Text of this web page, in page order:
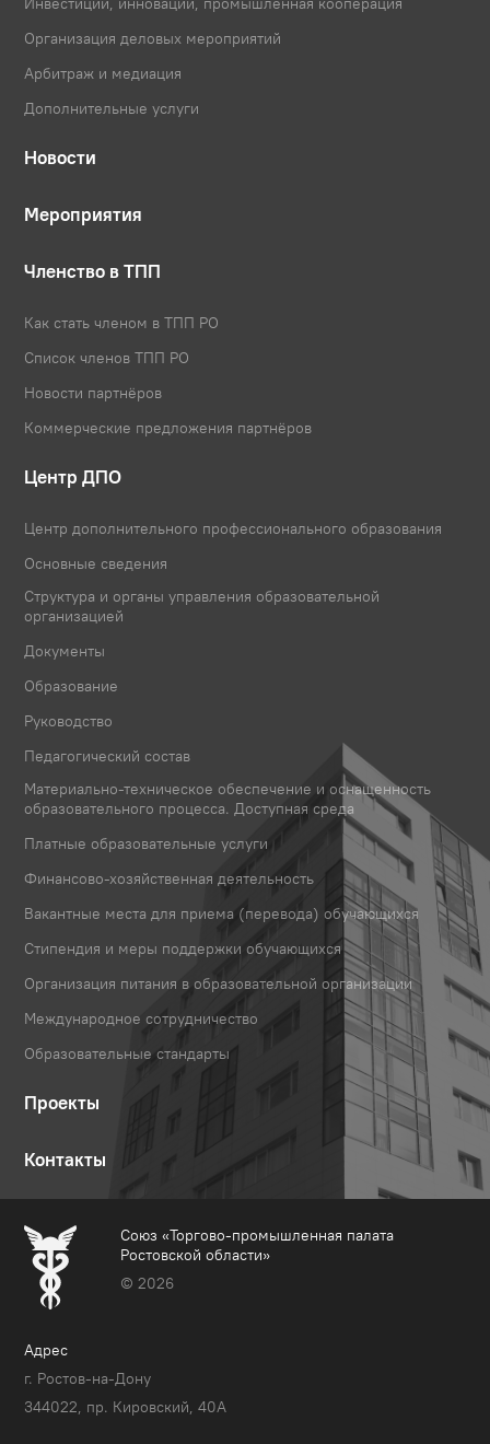
Организация деловых мероприятий
Арбитраж и медиация
Дополнительные услуги
Новости
Мероприятия
Членство в ТПП
Как стать членом в ТПП РО
Список членов ТПП РО
Новости партнёров
Коммерческие предложения партнёров
Центр ДПО
Центр дополнительного профессионального образования
Основные сведения
Структура и органы управления образовательной
организацией
Документы
Образование
Руководство
Педагогический состав
Материально-техническое обеспечение и оснащенность
образовательного процесса. Доступная среда
Платные образовательные услуги
Финансово-хозяйственная деятельность
Вакантные места для приема (перевода) обучающихся
Стипендия и меры поддержки обучающихся
Организация питания в образовательной организации
Международное сотрудничество
Образовательные стандарты
Проекты
Контакты
Союз «Торгово-промышленная палата
Ростовской области»
© 2026
Адрес
г. Ростов-на-Дону
344022, пр. Кировский, 40A